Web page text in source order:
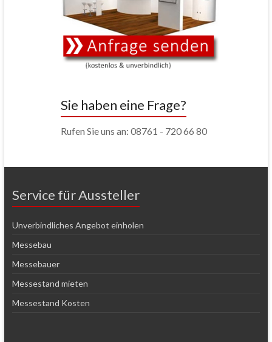
Sie haben eine Frage?
Rufen Sie uns an: 08761 - 720 66 80
Service für Aussteller
Unverbindliches Angebot einholen
Messebau
Messebauer
Messestand mieten
Messestand Kosten